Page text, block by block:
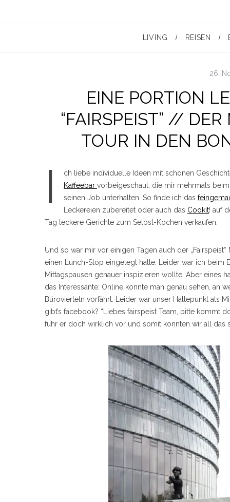
LIVING REISEN
26.
EINE PORTION
“FAIRSPEIST” //
TOUR IN DEN
I
ch liebe individuelle Ideen mit schönen
Kaffeebar vorbeigeschaut, die mir mehrmals
seinen Job unterhalten. So finde ich das
Leckereien zubereitet oder auch das Cookit! auf
Tag leckere Gerichte zum Selbst-Kochen verkaufen.
Und so war mir vor einigen Tagen auch der
einen Lunch-Stop eingelegt hatte. Leider war ich beim
Mittagspausen genauer inspizieren wollte. Aber eines
das Interessante: Online konnte man genau sehen, an
Bürovierteln vorfährt. Leider war unser Haltepunkt als
gibt’s facebook? “Liebes fairspeist Team, bitte kommt
fuhr er doch wirklich vor und somit konnten wir all das